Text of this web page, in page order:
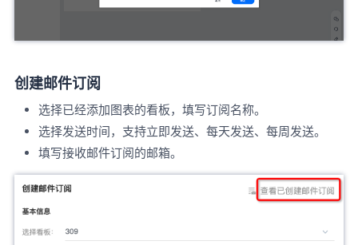
创建邮件订阅
选择已经添加图表的看板，填写订阅名称。
选择发送时间，支持立即发送、每天发送、每周发送。
填写接收邮件订阅的邮箱。